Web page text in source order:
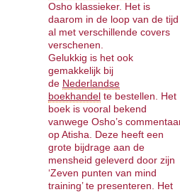
MEDITATIE
Osho klassieker. Het is
daarom in de loop van de tijd
al met verschillende covers
verschenen.
Gelukkig is het ook
gemakkelijk bij
de Nederlandse
boekhandelte bestellen. Het
boek is vooral bekend
vanwege Osho’s
op Atisha. Deze heeft een
grote bijdrage aan de
mensheid geleverd door zijn
‘Zeven punten van mind
training’ te presenteren. Het